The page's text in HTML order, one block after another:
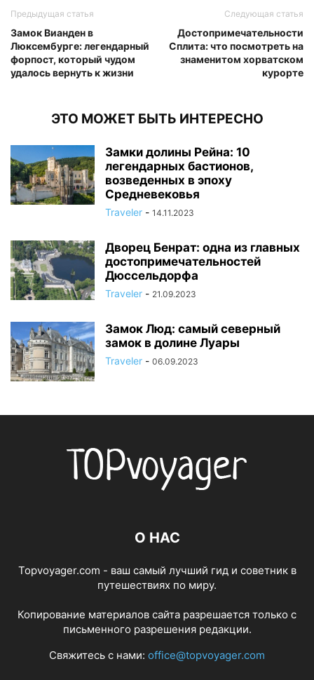
Предыдущая статья
Замок Вианден в
Люксембурге: легендарный
форпост, который чудом
удалось вернуть к жизни
Следующая статья
Достопримечательности
Сплита: что посмотреть на
знаменитом хорватском
курорте
ЭТО МОЖЕТ БЫТЬ ИНТЕРЕСНО
Замки долины Рейна: 10
легендарных бастионов,
возведенных в эпоху
Средневековья
Traveler - 14.11.2023
Дворец Бенрат: одна из главных
достопримечательностей
Дюссельдорфа
Traveler - 21.09.2023
Замок Люд: самый северный
замок в долине Луары
Traveler - 06.09.2023
О НАС
Topvoyager.com - ваш самый лучший гид и советник в
путешествиях по миру.
Копирование материалов сайта разрешается только с
письменного разрешения редакции.
Свяжитесь с нами: office@topvoyager.com